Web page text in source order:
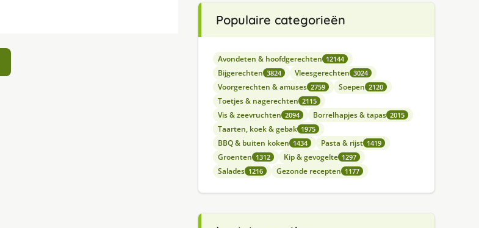
Populaire categorieën
Avondeten & hoofdgerechten 12144
Bijgerechten 3824 Vleesgerechten 3024
Voorgerechten & amuses 2759 Soepen 2120
Toetjes & nagerechten 2115
Vis & zeevruchten 2094 Borrelhapjes & tapas 2015
Taarten, koek & gebak 1975
BBQ & buiten koken 1434 Pasta & rijst 1419
Groenten 1312 Kip & gevogelte 1297
Salades 1216 Gezonde recepten 1177